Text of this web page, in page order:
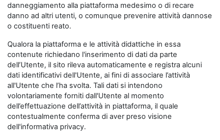
danneggiamento alla piattaforma medesimo o di recare
danno ad altri utenti, o comunque prevenire attività dannose
o costituenti reato.
Qualora la piattaforma e le attività didattiche in essa
contenute richiedano l'inserimento di dati da parte
dell’Utente, il sito rileva automaticamente e registra alcuni
dati identificativi dell'Utente, ai fini di associare l’attività
all'Utente che l’ha svolta. Tali dati si intendono
volontariamente forniti dall'Utente al momento
dell’effettuazione dell’attività in piattaforma, il quale
contestualmente conferma di aver preso visione
dell'informativa privacy.